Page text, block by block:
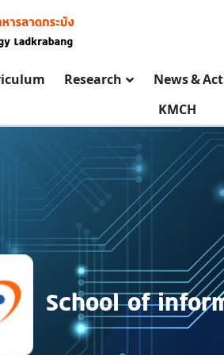
Research News &
KMCH
School of